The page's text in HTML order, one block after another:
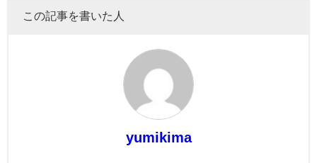
この記事を書いた人
yumikima